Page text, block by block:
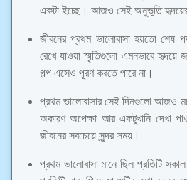
একটা ইচ্ছে। আজও সেই অনুভূতি হৃদয়ের
জীবনের প্রথম ভালোবাসা হয়তো শেষ
রেখে যাওয়া স্মৃতিগুলো এমনভাবে হৃদয়ে
গল্প এসেও পূরণ করতে পারে না।
প্রথম ভালোবাসার সেই দিনগুলো আজও
অকারণ অপেক্ষা আর একটুখানি দেখা
জীবনের সবচেয়ে সুন্দর সময়।
প্রথম ভালোবাসা মানে ছিল প্রতিটি